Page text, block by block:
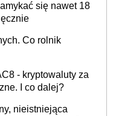
się nawet 18
Co rolnik
- kryptowaluty za
I co dalej?
nieistniejąca